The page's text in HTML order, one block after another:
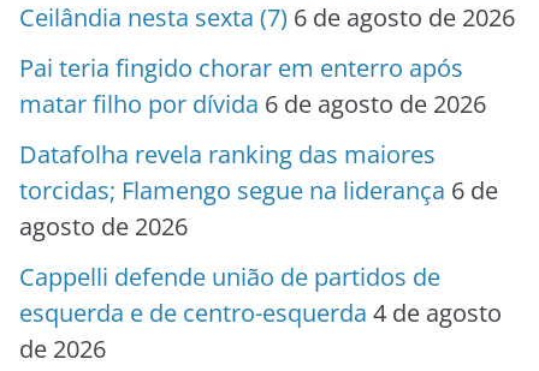
Ceilândia nesta sexta (7) 6 de agosto de 2026
Pai teria fingido chorar em enterro após
matar filho por dívida 6 de agosto de 2026
Datafolha revela ranking das maiores
torcidas; Flamengo segue na liderança 6 de
agosto de 2026
Cappelli defende união de partidos de
esquerda e de centro-esquerda 4 de agosto
de 2026